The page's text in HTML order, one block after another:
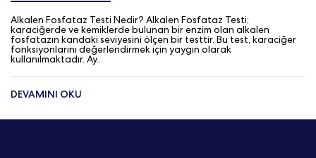
Alkalen Fosfataz Testi Nedir? Alkalen Fosfataz Testi;
karaciğerde ve kemiklerde bulunan bir enzim olan alkalen
fosfatazın kandaki seviyesini ölçen bir testtir. Bu test, karaciğer
fonksiyonlarını değerlendirmek için yaygın olarak
kullanılmaktadır. Ay..
DEVAMINI OKU